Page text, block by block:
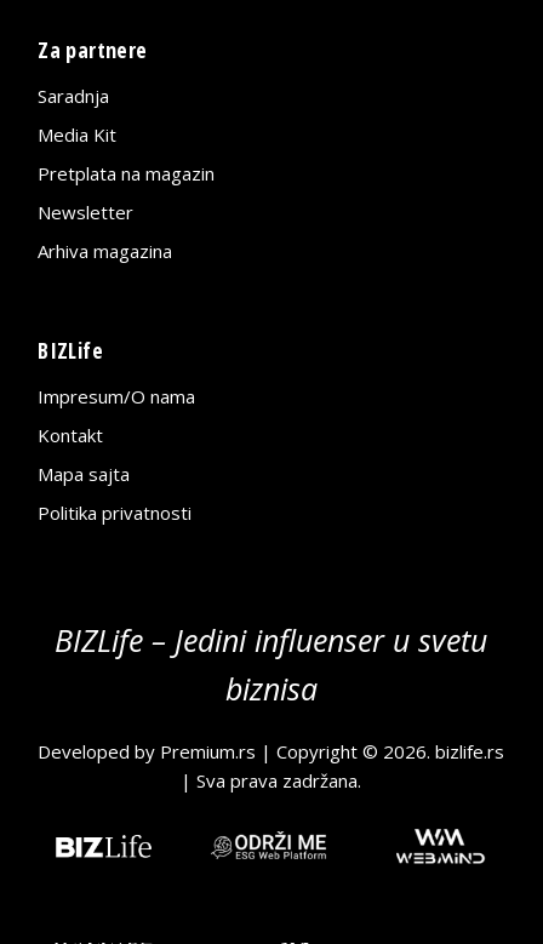
Za partnere
Saradnja
Media Kit
Pretplata na magazin
Newsletter
Arhiva magazina
BIZLife
Impresum/O nama
Kontakt
Mapa sajta
Politika privatnosti
BIZLife – Jedini influenser u svetu
biznisa
Developed by Premium.rs | Copyright © 2026.bizlife.rs
| Sva prava zadržana.